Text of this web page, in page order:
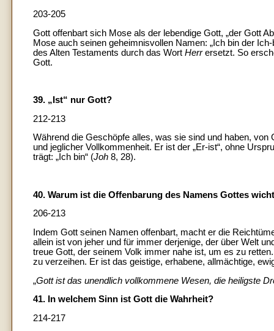
203-205
Gott offenbart sich Mose als der lebendige Gott, „der Gott
Mose auch seinen geheimnisvollen Namen: „Ich bin der
des Alten Testaments durch das Wort Herrersetzt. So
Gott.
39. „Ist“ nur Gott?
212-213
Während die Geschöpfe alles, was sie sind und haben,
und jeglicher Vollkommenheit. Er ist der „Er-ist“, ohne
trägt: „Ich bin“ (Joh 8, 28).
40. Warum ist die Offenbarung des Namens Gottes
206-213
Indem Gott seinen Namen offenbart, macht er die
allein ist von jeher und für immer derjenige, der über Welt
treue Gott, der seinem Volk immer nahe ist, um es zu
zu verzeihen. Er ist das geistige, erhabene, allmächtige,
„Gott ist das unendlich vollkommene Wesen, die heiligste
41. In welchem Sinn ist Gott die Wahrheit?
214-217